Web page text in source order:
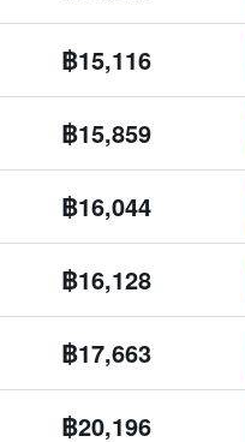
฿15,116
฿15,859
฿16,044
฿16,128
฿17,663
฿20,196